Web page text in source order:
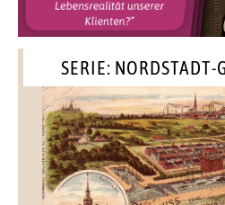
SERIE: NORDSTADT-